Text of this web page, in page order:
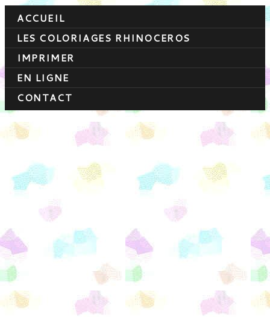
ACCUEIL
LES COLORIAGES RHINOCEROS
IMPRIMER
EN LIGNE
CONTACT